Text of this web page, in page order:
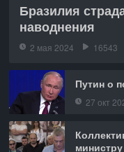
Бразилия
наводнения
2 мая 2024 16543
Путин о
27 окт